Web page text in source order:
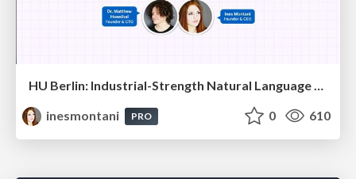
HU Berlin: Industrial-Strength Natural Language Processing with spaCy and Prodigy
inesmontani
PRO 0 610